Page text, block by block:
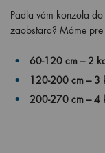
Padla vám konzola
zaobstara? Máme
60-120 cm – 2
120-200 cm – 3
200-270 cm – 4